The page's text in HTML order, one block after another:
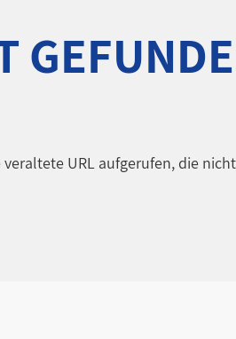
URL aufgerufen, die